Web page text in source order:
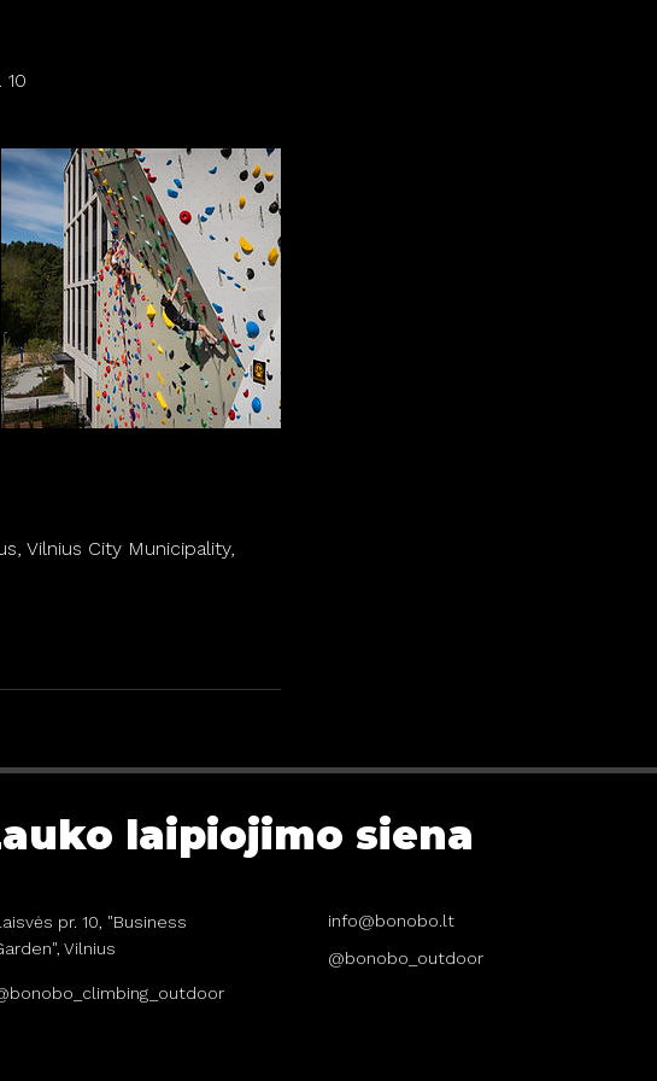
Vilnius City Municipality,
laipiojimo siena
pr. 10, "Business
Vilnius
info@bonobo.lt
@bonobo_outdoor